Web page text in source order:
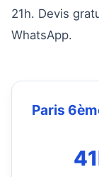
21h. Devis
WhatsApp.
Paris